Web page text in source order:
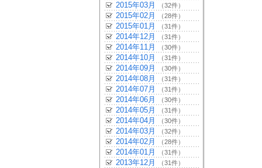
2015年03月 （32件）
2015年02月 （28件）
2015年01月 （31件）
2014年12月 （31件）
2014年11月 （30件）
2014年10月 （31件）
2014年09月 （30件）
2014年08月 （31件）
2014年07月 （31件）
2014年06月 （30件）
2014年05月 （31件）
2014年04月 （30件）
2014年03月 （32件）
2014年02月 （28件）
2014年01月 （31件）
2013年12月 （31件）